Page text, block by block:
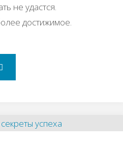
не удастся.
достижимое.